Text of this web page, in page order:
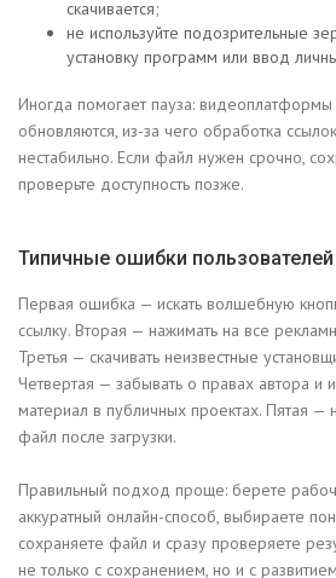
скачивается;
не используйте подозрительные
установку программ или ввод
Иногда помогает пауза: видеоплатформы
обновляются, из-за чего обработка
нестабильно. Если файл нужен срочно,
проверьте доступность позже.
Типичные ошибки пользователей
Первая ошибка — искать волшебную
ссылку. Вторая — нажимать на все
Третья — скачивать неизвестные
Четвертая — забывать о правах автора и
материал в публичных проектах. Пятая —
файл после загрузки.
Правильный подход проще: берете
аккуратный онлайн-способ, выбираете
сохраняете файл и сразу проверяете
не только с сохранением, но и с